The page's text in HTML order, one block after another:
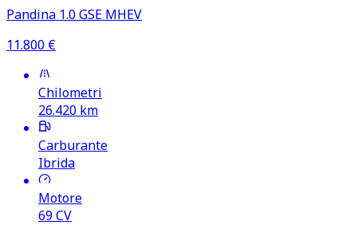
Pandina 1.0 GSE MHEV
11.800 €
Chilometri
26.420 km
Carburante
Ibrida
Motore
69CV